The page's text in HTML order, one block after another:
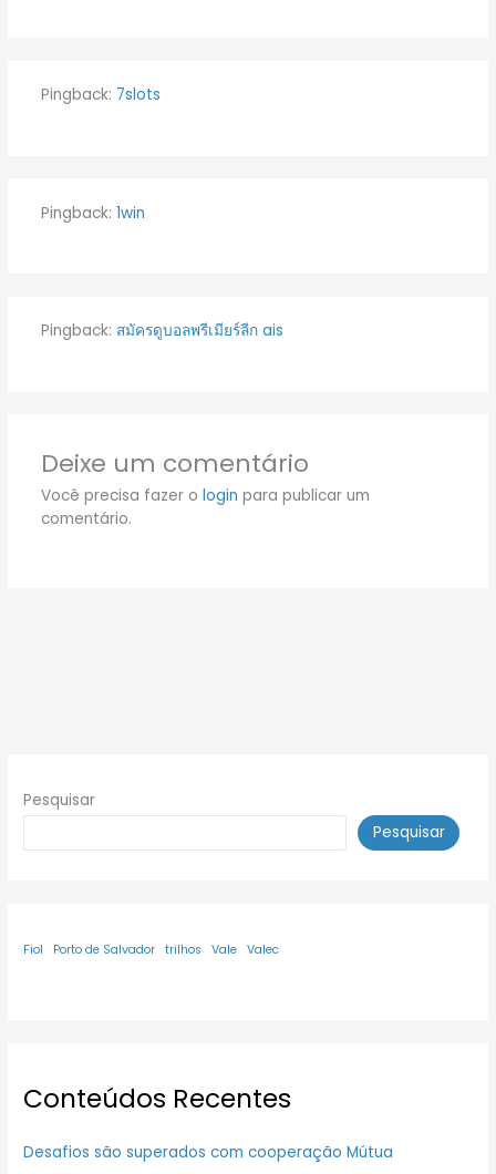
Pingback: 7slots
Pingback: 1win
Pingback: สมัครดูบอลพรีเมียร์ลีก ais
Deixe um comentário
Você precisa fazer o login para publicar um
comentário.
Pesquisar
Pesquisar
Fiol Porto de Salvador trilhos Vale Valec
Conteúdos Recentes
Desafios são superados com cooperação Mútua